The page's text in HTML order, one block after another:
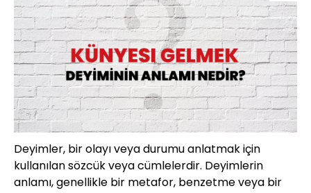
Deyimler, bir olayı veya durumu anlatmak için
kullanılan sözcük veya cümlelerdir. Deyimlerin
anlamı, genellikle bir metafor, benzetme veya bir